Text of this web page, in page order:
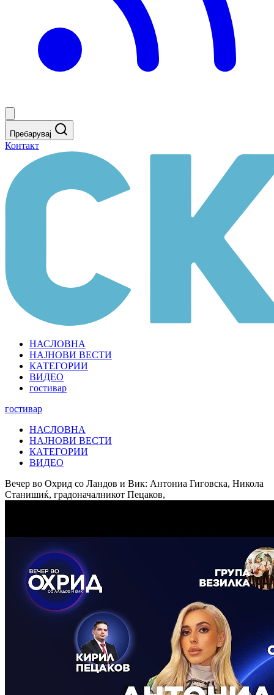
Пребарувај
Контакт
НАСЛОВНА
НАЈНОВИ ВЕСТИ
КАТЕГОРИИ
ВИДЕО
гостивар
гостивар
НАСЛОВНА
НАЈНОВИ ВЕСТИ
КАТЕГОРИИ
ВИДЕО
Вечер во Охрид со Ландов и Вик: Антониа Гиговска, Никола
Станишиќ, градоначалникот Пецаков,